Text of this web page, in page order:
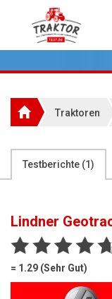
Traktoren
Testberichte (1)
Lindner
= 1.29 (Sehr Gut)